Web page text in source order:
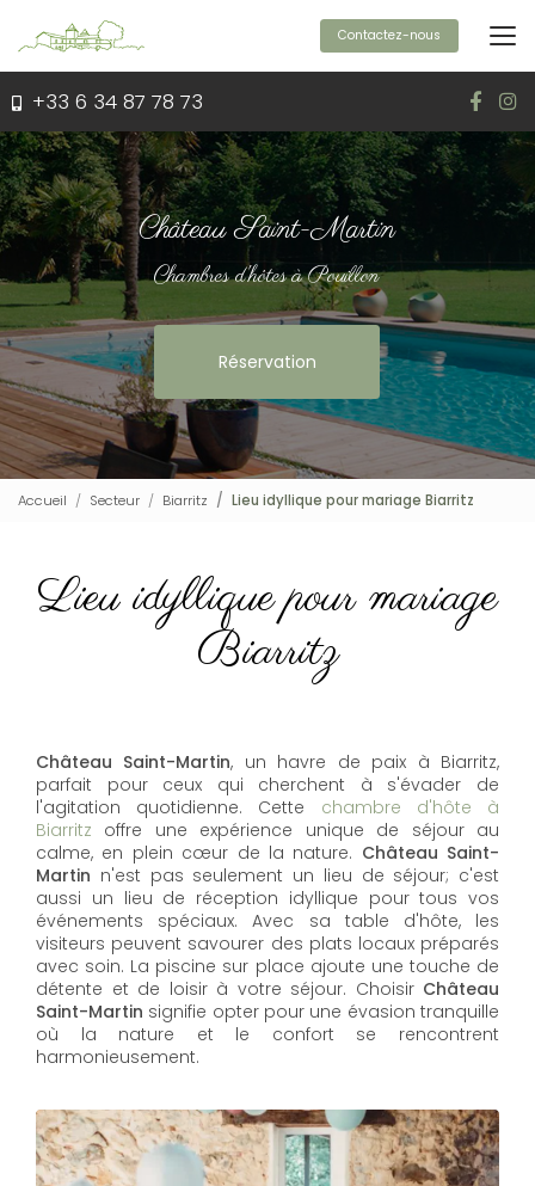
contenu
principal
+33 6 34 87 78 73
Contactez-nous
Château Saint-Martin
Chambres d'hôtes à Pouillon
Réservation
Accueil Secteur Biarritz Lieu idyllique pour mariage Biarritz
Lieu idyllique pour mariage
Biarritz
Château Saint-Martin, un havre de paix à Biarritz,
parfait pour ceux qui cherchent à s'évader de
l'agitation quotidienne. Cette chambre d'hôte à
Biarritz offre une expérience unique de séjour au
calme, en plein cœur de la nature. Château Saint-
Martin n'est pas seulement un lieu de séjour; c'est
aussi un lieu de réception idyllique pour tous vos
événements spéciaux. Avec sa table d'hôte, les
visiteurs peuvent savourer des plats locaux préparés
avec soin. La piscine sur place ajoute une touche de
détente et de loisir à votre séjour. ChoisirChâteau
Saint-Martin signifie opter pour une évasion tranquille
où la nature et le confort se rencontrent
harmonieusement.